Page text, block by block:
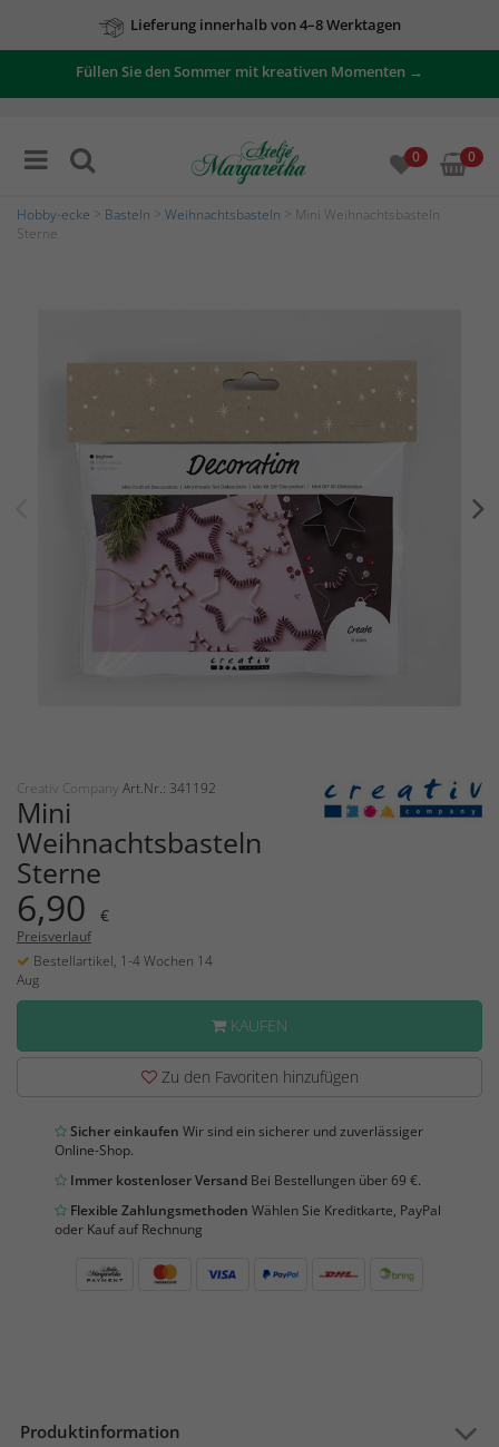
Lieferung innerhalb von 4–8 Werktagen
Füllen Sie den Sommer mit kreativen Momenten →
0 0
Hobby-ecke Basteln Weihnachtsbasteln > Mini Weihnachtsbasteln
Sterne
Creativ Company Art.Nr.: 341192
Mini
Weihnachtsbasteln
Sterne
6,90 €
Preisverlauf
Bestellartikel, 1-4 Wochen 14
Aug
KAUFEN
Zu den Favoriten hinzufügen
Sicher einkaufen Wir sind ein sicherer und zuverlässiger
Online-Shop.
Immer kostenloser Versand Bei Bestellungen über 69 €.
Flexible Zahlungsmethoden Wählen Sie Kreditkarte, PayPal
oder Kauf auf Rechnung
Produktinformation